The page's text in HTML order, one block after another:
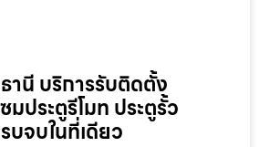
านี บริการรับติดตั้ง
ประตูรีโมท ประตูรั้ว
บจบในที่เดียว